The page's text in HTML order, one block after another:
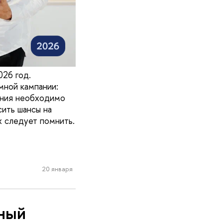
год.
кампании:
необходимо
шансы на
следует помнить.
20 января